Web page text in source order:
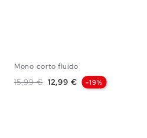
Mono corto fluido
Precio base
15,99 € Precio
12,99 € -19%